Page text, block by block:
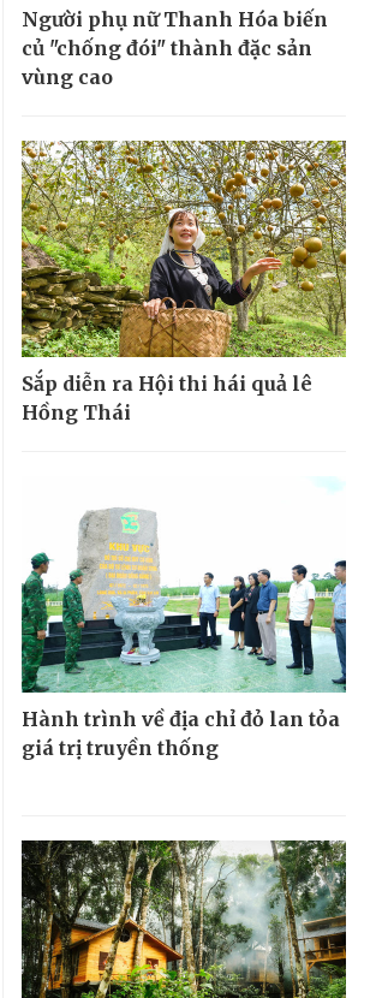
Người phụ nữ Thanh Hóa biến
củ "chống đói" thành đặc sản
vùng cao
Sắp diễn ra Hội thi hái quả lê
Hồng Thái
Hành trình về địa chỉ đỏ lan tỏa
giá trị truyền thống